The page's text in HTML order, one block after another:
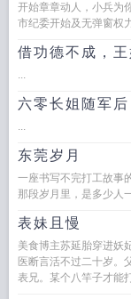
开始章章动人，小兵为
市纪委开始及无弹窗权
借功德不成，
...
六零长姐随军
...
东莞岁月
一座书写不完打工故事
那段岁月里，是多少人
表妹且慢
美食博主苏延胎穿进妖
医断言活不过二十岁。
表兄。某个八竿子才能